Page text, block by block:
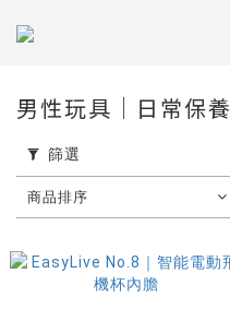
男性玩具｜日常保養
篩選
商品排序